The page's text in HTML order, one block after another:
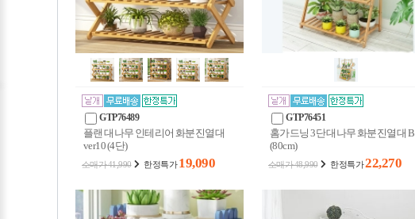
GTP76489
플랜 대나무 인테리어 화분진열대
ver10 (4단)
소매가 41,990 한정특가19,090
GTP76451
홈가드닝 3단 대나무 화분진열대 B
(80cm)
소매가 48,990 한정특가22,270